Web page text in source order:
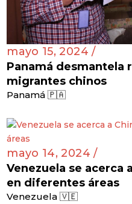
mayo 15, 2024 /
Panamá desmantela
migrantes chinos
Panamá 🇵🇦
mayo 14, 2024 /
Venezuela se acerca
en diferentes áreas
Venezuela 🇻🇪